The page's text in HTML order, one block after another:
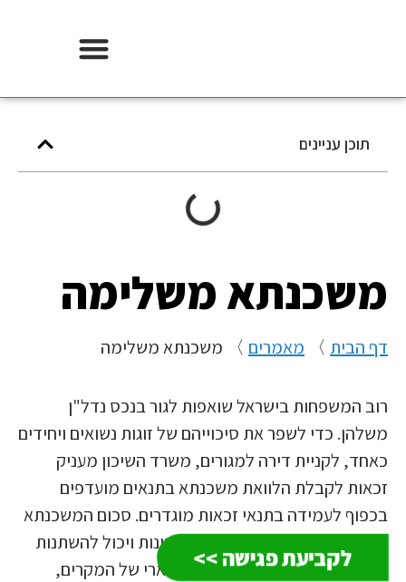
לקביעת פגישה >>
תוכן עניינים
משכנתא משלימה
דף הבית〉מאמרים〉משכנתא משלימה
רוב המשפחות בישראל שואפות לגור בנכס נדל"ן
משלהן. כדי לשפר את סיכוייהם של זוגות נשואים ויחידים
כאחד, לקניית דירה למגורים, משרד השיכון מעניק
זכאות לקבלת הלוואת משכנתא בתנאים מועדפים
בכפוף לעמידה בתנאי זכאות מוגדרים. סכום המשכנתא
הנ"ל נקבע בכפוף לאמות מידה שונות ויכול להשתנות
בין לווה אחד לאחר. אולם בחלק הארי של המקרים,